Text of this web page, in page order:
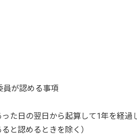
員が認める事項
た日の翌日から起算して1年を経過
と認めるときを除く）